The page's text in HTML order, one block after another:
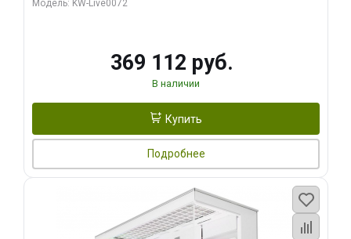
Модель: KW-Live0072
369 112 руб.
В наличии
Купить
Подробнее